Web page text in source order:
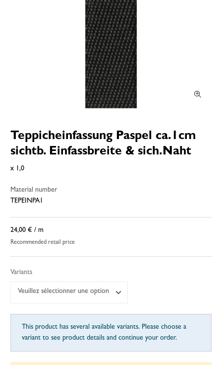
Teppicheinfassung Paspel ca.1cm
sichtb. Einfassbreite & sich.Naht
x 1,0
Material number
TEPEINPA1
24,00 € / m
Recommended retail price
Variants
Veuillez sélectionner une option
This product has several available variants. Please choose a
variant to see product details and continue your order.